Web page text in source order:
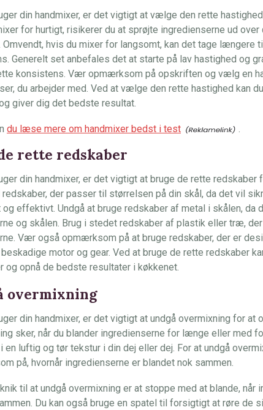
din handmixer, er det vigtigt at vælge den rette
for hurtigt, risikerer du at sprøjte ingredienserne ud
Omvendt, hvis du mixer for langsomt, kan det tage længere
Generelt set anbefales det at starte på lav hastighed og
konsistens. Vær opmærksom på opskriften og vælg en
du arbejder med. Ved at vælge den rette hastighed kan
giver dig det bedste resultat.
du læse mere om handmixer bedst i test .
rette redskaber
din handmixer, er det vigtigt at bruge de rette
redskaber, der passer til størrelsen på din skål, da det vil
effektivt. Undgå at bruge redskaber af metal i skålen, da
og skålen. Brug i stedet redskaber af plastik eller træ,
Vær også opmærksom på at bruge redskaber, der er
motor og gear. Ved at bruge de rette redskaber
og opnå de bedste resultater i køkkenet.
overmixning
din handmixer, er det vigtigt at undgå overmixning for at
sker, når du blander ingredienserne for længe eller med
en luftig og tør tekstur i din dej eller dej. For at undgå
på, hvornår ingredienserne er blandet nok sammen.
til at undgå overmixning er at stoppe med at blande, når
Du kan også bruge en spatel til forsigtigt at røre de